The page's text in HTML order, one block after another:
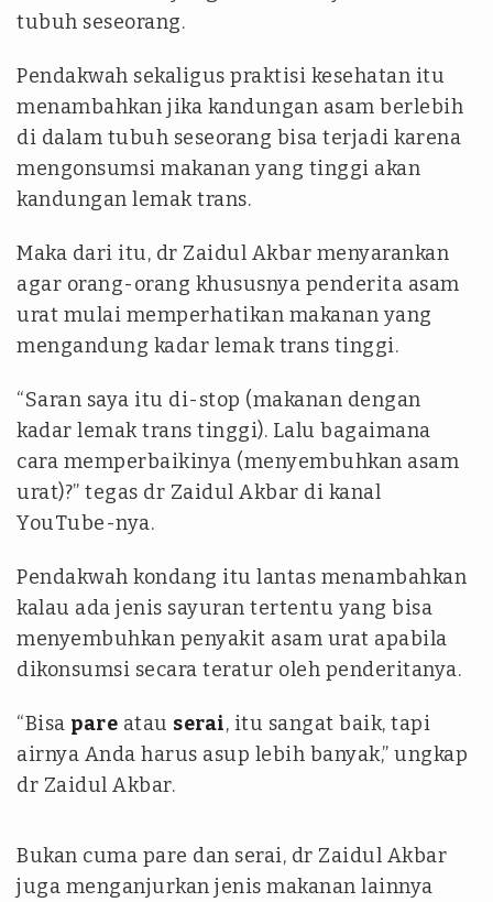
tubuh seseorang.
Pendakwah sekaligus praktisi kesehatan itu
menambahkan jika kandungan asam berlebih
di dalam tubuh seseorang bisa terjadi karena
mengonsumsi makanan yang tinggi akan
kandungan lemak trans.
Maka dari itu, dr Zaidul Akbar menyarankan
agar orang-orang khususnya penderita asam
urat mulai memperhatikan makanan yang
mengandung kadar lemak trans tinggi.
“Saran saya itu di-stop (makanan dengan
kadar lemak trans tinggi). Lalu bagaimana
cara memperbaikinya (menyembuhkan asam
urat)?” tegas dr Zaidul Akbar di kanal
YouTube-nya.
Pendakwah kondang itu lantas menambahkan
kalau ada jenis sayuran tertentu yang bisa
menyembuhkan penyakit asam urat apabila
dikonsumsi secara teratur oleh penderitanya.
“Bisa pare atau serai, itu sangat baik, tapi
airnya Anda harus asup lebih banyak,” ungkap
dr Zaidul Akbar.
Bukan cuma pare dan serai, dr Zaidul Akbar
juga menganjurkan jenis makanan lainnya